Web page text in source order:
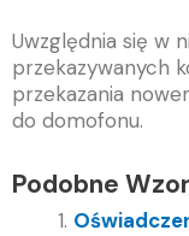
Uwzględnia się w
przekazywanych
przekazania
do domofonu.
Podobne